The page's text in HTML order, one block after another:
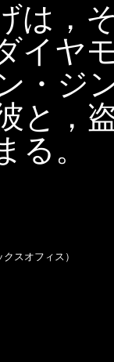
は，
イヤ
・ジ
と，
る。
オフィス）